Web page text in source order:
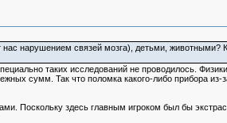
нарушением связей мозга), детьми, животными?
таких исследований не проводилось.
сумм. Так что поломка какого-либо прибора из-
Поскольку здесь главным игроком был бы